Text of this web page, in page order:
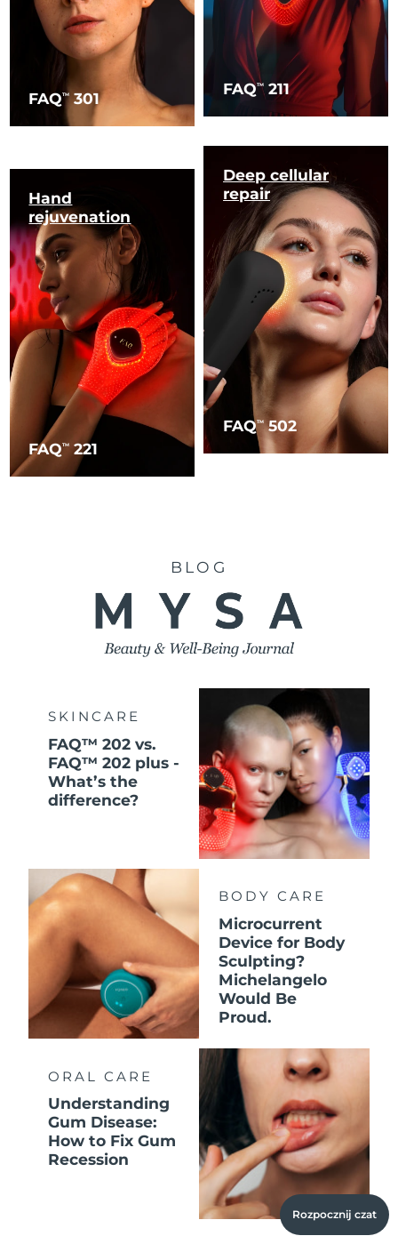
FAQTM 301
FAQTM 211
FAQTM 221
Hand
rejuvenation
FAQTM502
Deep cellular
repair
BLOG
SKINCARE
FAQ™ 202 vs.
FAQ™ 202 plus -
What’s the
difference?
BODY CARE
Microcurrent
Device for Body
Sculpting?
Michelangelo
Would Be
Proud.
ORAL CARE
Understanding
Gum Disease:
How to Fix Gum
Recession
Rozpocznij czat